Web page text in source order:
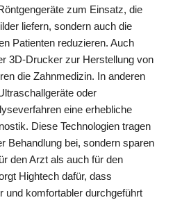
zum Einsatz, die
liefern, sondern auch die
Patienten reduzieren. Auch
3D-Drucker zur Herstellung von
die Zahnmedizin. In anderen
oder
eine erhebliche
Diese Technologien tragen
Behandlung bei, sondern sparen
den Arzt als auch für den
Hightech dafür, dass
und komfortabler durchgeführt